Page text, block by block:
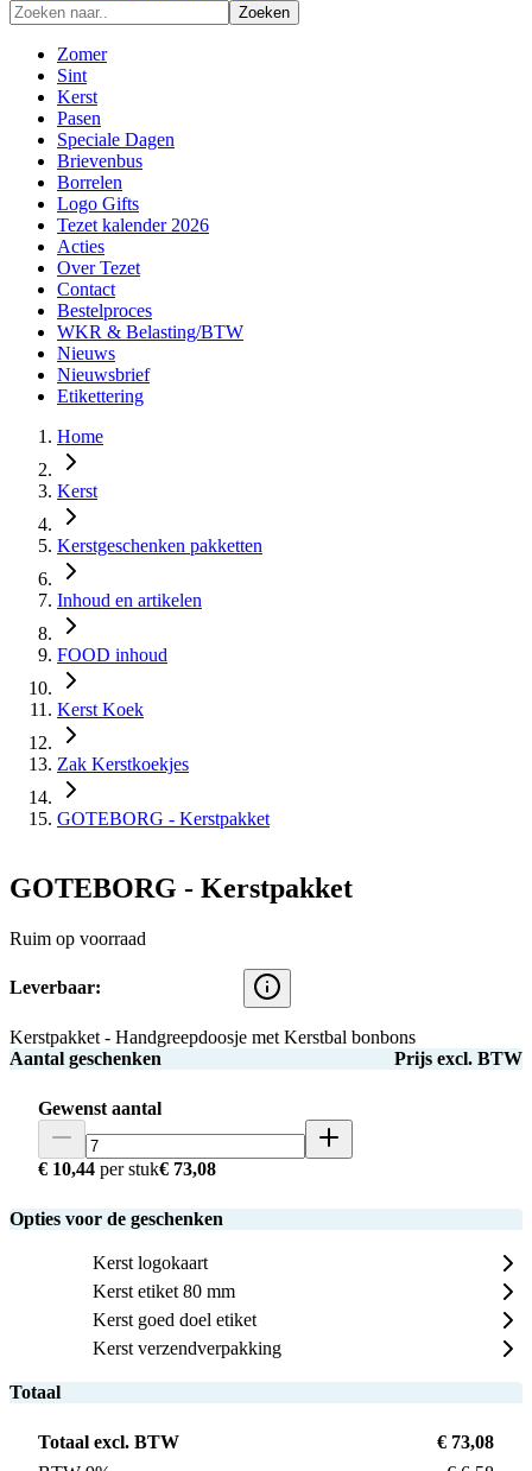
Zoeken
Zomer
Sint
Kerst
Pasen
Speciale Dagen
Brievenbus
Borrelen
Logo Gifts
Tezet kalender 2026
Acties
Over Tezet
Contact
Bestelproces
WKR & Belasting/BTW
Nieuws
Nieuwsbrief
Etikettering
Home
Kerst
Kerstgeschenken pakketten
Inhoud en artikelen
FOOD inhoud
Kerst Koek
Zak Kerstkoekjes
GOTEBORG - Kerstpakket
GOTEBORG - Kerstpakket
Ruim op voorraad
Leverbaar:
Kerstpakket - Handgreepdoosje met Kerstbal bonbons
Aantal geschenken
Prijs excl. BTW
Gewenst aantal
€ 10,44 per stuk€ 73,08
Opties voor de geschenken
Kerst logokaart
Kerst etiket 80 mm
Kerst goed doel etiket
Kerst verzendverpakking
Totaal
Totaal excl. BTW
€ 73,08